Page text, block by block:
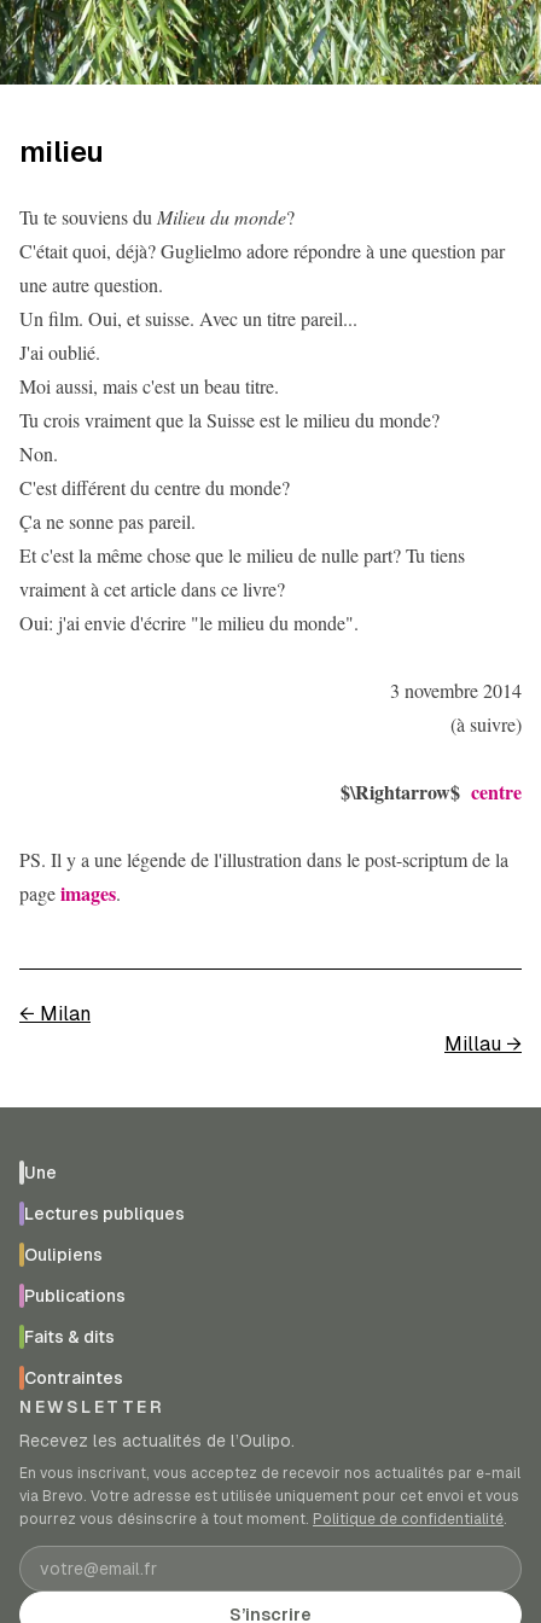
milieu
Tu te souviens du Milieu du monde?
C'était quoi, déjà? Guglielmo adore répondre à une question par
une autre question.
Un film. Oui, et suisse. Avec un titre pareil...
J'ai oublié.
Moi aussi, mais c'est un beau titre.
Tu crois vraiment que la Suisse est le milieu du monde?
Non.
C'est différent du centre du monde?
Ça ne sonne pas pareil.
Et c'est la même chose que le milieu de nulle part? Tu tiens
vraiment à cet article dans ce livre?
Oui: j'ai envie d'écrire "le milieu du monde".
3 novembre 2014
(à suivre)
$\Rightarrow$ centre
PS. Il y a une légende de l'illustration dans le post-scriptum de la
pageimages.
← Milan
Millau →
Une
Lectures publiques
Oulipiens
Publications
Faits & dits
Contraintes
NEWSLETTER
Recevez les actualités de l’Oulipo.
En vous inscrivant, vous acceptez de recevoir nos actualités par e-mail
via Brevo. Votre adresse est utilisée uniquement pour cet envoi et vous
pourrez vous désinscrire à tout moment. Politique de confidentialité.
Adresse e-mail
S’inscrire